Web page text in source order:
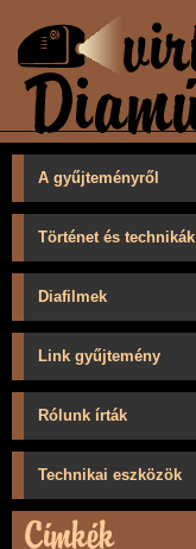
A gyűjteményről
Történet és technikák
Diafilmek
Link gyűjtemény
Rólunk írták
Technikai eszközök